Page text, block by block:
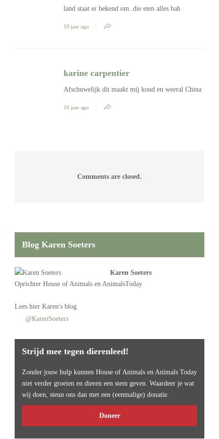
land staat er bekend om..die eten alles bah
10 jaar ago
karine carpentier
Afschuwelijk dit maakt mij koud en weeral China
10 jaar ago
Comments are closed.
Blog Karen Soeters
Karen Soeters
Oprichter House of Animals en AnimalsToday
Lees hier Karen's blog
@KarenSoeters
Strijd mee tegen dierenleed!
Zonder jouw hulp kunnen House of Animals en Animals Today
niet verder groeien en dieren een stem geven. Waardeer je wat
wij doen, steun ons dan met een (eenmalige) donatie.
Doneer